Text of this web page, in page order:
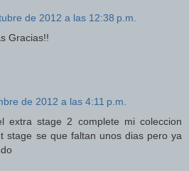
de 2012 a las 12:38 p.m.
Gracias!!
de 2012 a las 4:11 p.m.
extra stage 2 complete mi coleccion
stage se que faltan unos dias pero ya